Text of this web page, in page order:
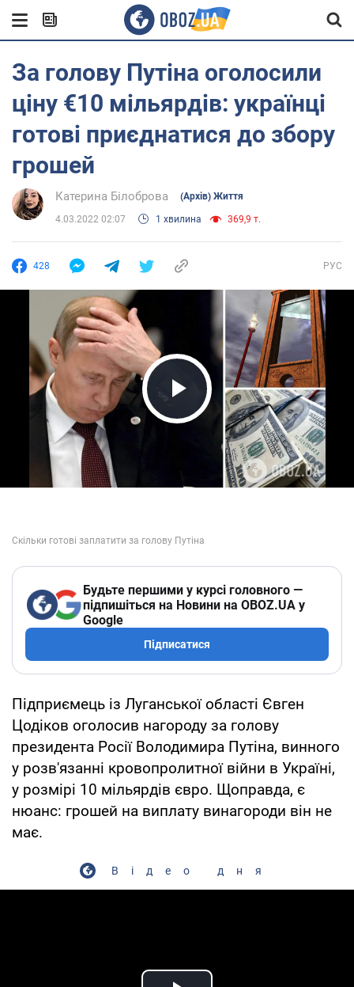
За голову Путіна оголосили
ціну €10 мільярдів: українці
готові приєднатися до збору
грошей
Катерина Білоброва (Архів) Життя
4.03.2022 02:07 1 хвилина 369,9 т.
428 РУС
Play Video
Будьте першими у курсі головного —
підпишіться на Новини на OBOZ.UA у
Google
Підписатися
Підприємець із Луганської області Євген
Цодіков оголосив нагороду за голову
президента Росії Володимира Путіна, винного
у розв'язанні кровопролитної війни в Україні,
у розмірі 10 мільярдів євро. Щоправда, є
нюанс: грошей на виплату винагороди він не
має.
Відео дня